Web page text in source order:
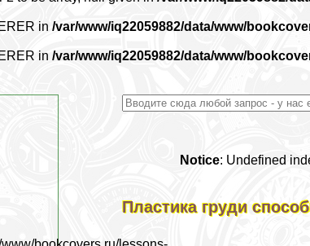
in /var/www/iq22059882/data/www/
in /var/www/iq22059882/data/www/
Notice: Undefined
Пластика гpyди